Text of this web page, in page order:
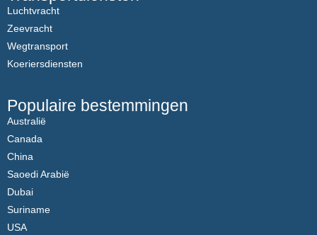
Luchtvracht
Zeevracht
Wegtransport
Koeriersdiensten
Populaire bestemmingen
Australië
Canada
China
Saoedi Arabië
Dubai
Suriname
USA